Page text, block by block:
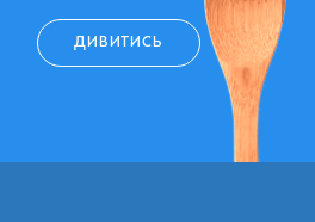
ДИВИТИСЬ